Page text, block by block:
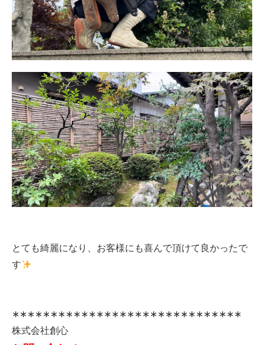
とても綺麗になり、お客様にも喜んで頂けて良かったで
す
∗∗∗∗∗∗∗∗∗∗∗∗∗∗∗∗∗∗∗∗∗∗∗∗∗∗∗∗∗∗
株式会社創心